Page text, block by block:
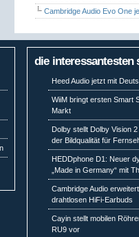
Cambridge Audio Evo One
die interessantesten
Heed Audio jetzt mit
WiiM bringt ersten Smart
Markt
Dolby stellt Dolby Vision
der Bildqualität für
HEDDphone D1: Neuer
„Made in Germany“ mit
Cambridge Audio
drahtlosen HiFi-Earbuds
Cayin stellt mobilen
RU9 vor